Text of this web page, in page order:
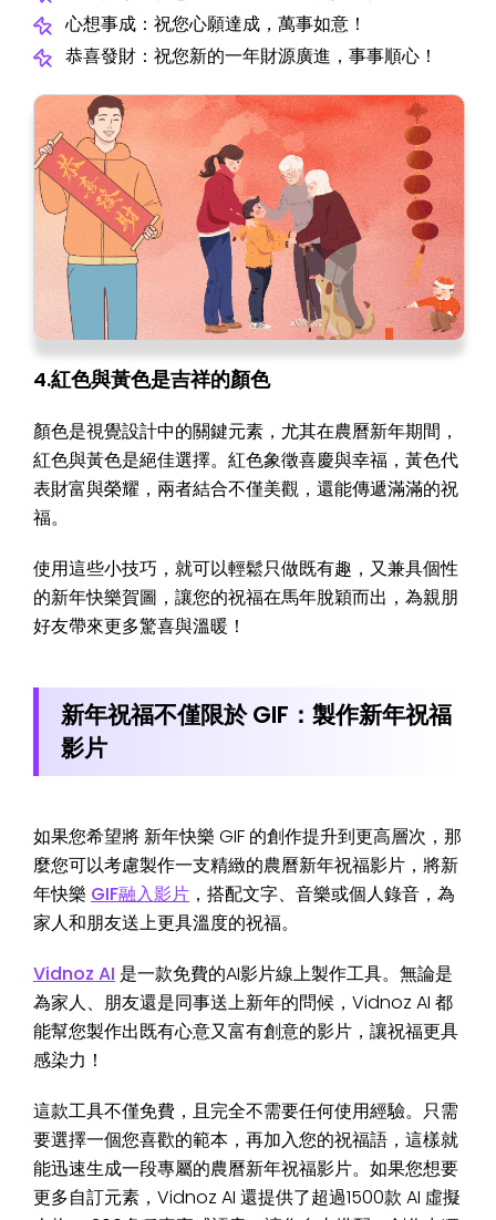
心想事成：祝您心願達成，萬事如意！
恭喜發財：祝您新的一年財源廣進，事事順心！
4.紅色與黃色是吉祥的顏色
顏色是視覺設計中的關鍵元素，尤其在農曆新年期間，
紅色與黃色是絕佳選擇。紅色象徵喜慶與幸福，黃色代
表財富與榮耀，兩者結合不僅美觀，還能傳遞滿滿的祝
福。
使用這些小技巧，就可以輕鬆只做既有趣，又兼具個性
的新年快樂賀圖，讓您的祝福在馬年脫穎而出，為親朋
好友帶來更多驚喜與溫暖！
新年祝福不僅限於 GIF：製作新年祝福
影片
如果您希望將 新年快樂 GIF 的創作提升到更高層次，那
麼您可以考慮製作一支精緻的農曆新年祝福影片，將新
年快樂 GIF融入影片 ，搭配文字、音樂或個人錄音，為
家人和朋友送上更具溫度的祝福。
Vidnoz AI 是一款免費的AI影片線上製作工具。無論是
為家人、朋友還是同事送上新年的問候，Vidnoz AI 都
能幫您製作出既有心意又富有創意的影片，讓祝福更具
感染力！
這款工具不僅免費，且完全不需要任何使用經驗。只需
要選擇一個您喜歡的範本，再加入您的祝福語，這樣就
能迅速生成一段專屬的農曆新年祝福影片。如果您想要
更多自訂元素，Vidnoz AI 還提供了超過1500款 AI 虛擬